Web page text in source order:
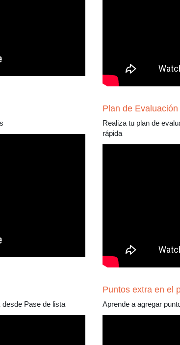
Plan de
Realiza tu plan de
rápida
Pase de lista
Puntos extra en el
Aprende a agregar